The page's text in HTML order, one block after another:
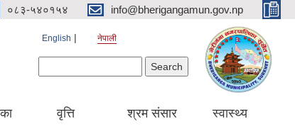
०८३-५४०१५४ info@bherigangamun.gov.np
English नेपाली
वृत्ति श्रम संसार स्वास्थ्य